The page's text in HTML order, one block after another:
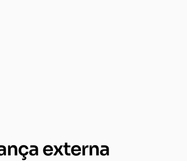
externa